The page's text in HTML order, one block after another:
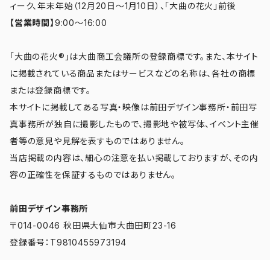
ィーク、年末年始（12月20日～1月10日）、「大曲の花火」前後
【営業時間】 9:00～16:00
「大曲の花火®」は大曲商工会議所の登録商標です。また、本サイト
に掲載されている商品またはサービスなどの名称は、各社の商標
または登録商標です。
本サイトに掲載してある写真・映像は前田デザイン事務所・前田写
真事務所が独自に撮影したもので、撮影地や被写体、イベント主催
者等の意見や見解を表すものではありません。
当店掲載の内容は、細心の注意を払い掲載しておりますが、その内
容の正確性を保証するものではありません。
前田デザイン事務所
〒014-0046 秋田県大仙市大曲田町23-16
登録番号：T9810455973194